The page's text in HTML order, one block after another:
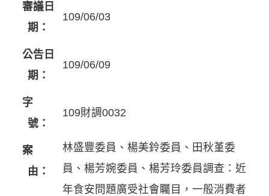
審議日
期：
109/06/03
公告日
期：
109/06/09
字
號：
109財調0032
案
由：
林盛豐委員、楊美鈴委員、田秋堇委
員、楊芳婉委員、楊芳玲委員調查：近
年食安問題廣受社會矚目，一般消費者